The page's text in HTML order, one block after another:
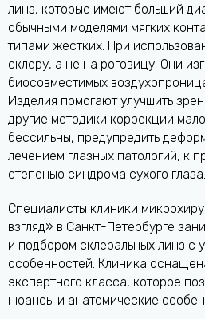
линз, которые имеют больший
обычными моделями мягких
типами жестких. При
склеру, а не на роговицу. Они
биосовместимых
Изделия помогают улучшить
другие методики коррекции
бессильны, предупредить
лечением глазных патологий, к
степенью синдрома сухого глаза.
Специалисты клиники
взгляд» в Санкт-Петербурге
и подбором склеральных линз с
особенностей. Клиника
экспертного класса, которое
нюансы и анатомические